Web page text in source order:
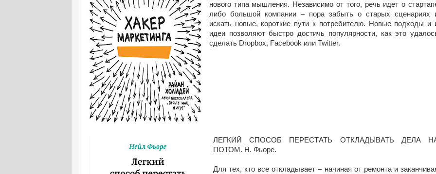
нового типа мышления. Независимо от того, речь идет о
либо большой компании – пора забыть о старых сценариях
искать новые, короткие пути к потребителю. Новые подходы и
идеи позволяют быстро достичь популярности, как это
сделать Dropbox, Facebook или Twitter.
ЛЕГКИЙ СПОСОБ ПЕРЕСТАТЬ ОТКЛАДЫВАТЬ ДЕЛА
ПОТОМ. Н. Фьоре.
Для тех, кто все откладывает – начиная от ремонта и